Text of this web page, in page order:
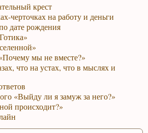
крест
черточках на работу и деньги
дате рождения
мы не вместе?»
что на устах, что в мыслях и
«Выйду ли я замуж за него?»
происходит?»